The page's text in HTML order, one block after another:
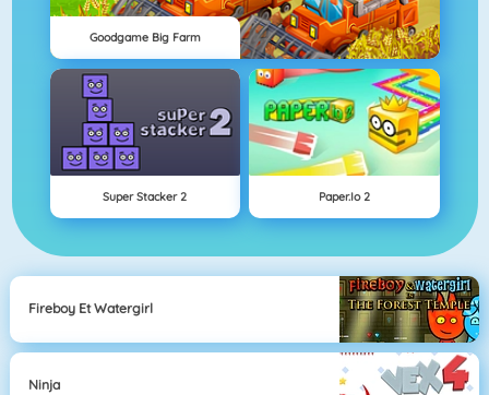
Goodgame Big Farm
Super Stacker 2 Paper.io 2
Fireboy Et Watergirl
Ninja